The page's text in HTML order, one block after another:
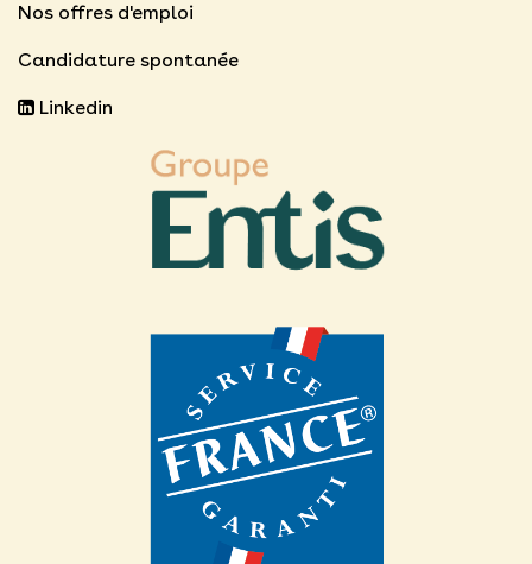
Nos offres d'emploi
Candidature spontanée
Linkedin